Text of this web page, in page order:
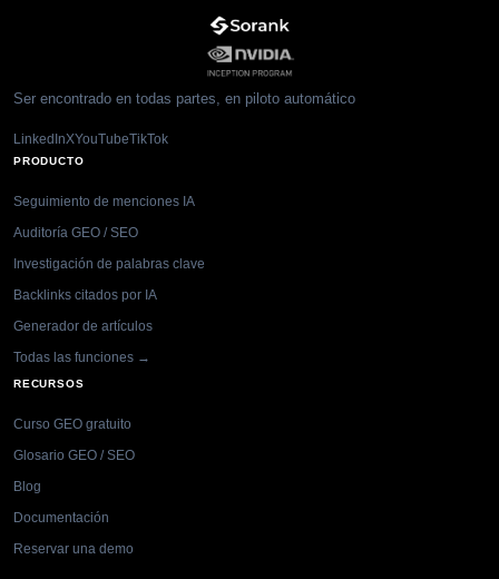
Ser encontrado en todas partes, en piloto automático
LinkedInXYouTubeTikTok
PRODUCTO
Seguimiento de menciones IA
Auditoría GEO / SEO
Investigación de palabras clave
Backlinks citados por IA
Generador de artículos
Todas las funciones →
RECURSOS
Curso GEO gratuito
Glosario GEO / SEO
Blog
Documentación
Reservar una demo